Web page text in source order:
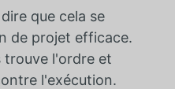
que cela se
de projet efficace.
trouve l'ordre et
l'exécution.